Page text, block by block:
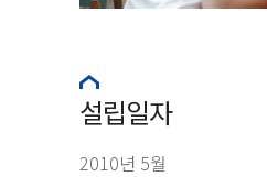
설립일자
2010년 5월